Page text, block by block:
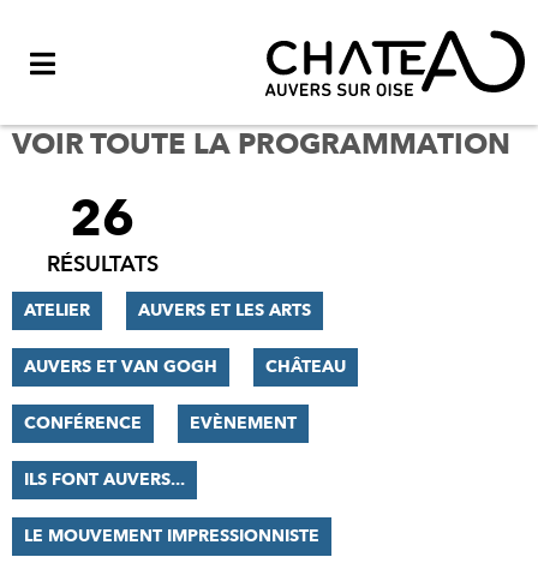
VOIR TOUTE LA PROGRAMMATION
FILTRER
RÉSULTATS
26
RÉSULTATS
ATELIER AUVERS ET LES ARTS
AUVERS ET VAN GOGH CHÂTEAU
CONFÉRENCE EVÈNEMENT
ILS FONT AUVERS...
LE MOUVEMENT IMPRESSIONNISTE